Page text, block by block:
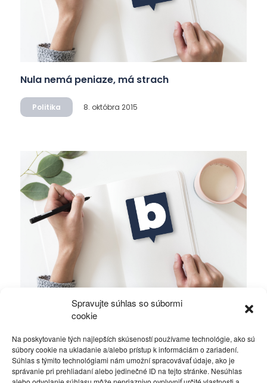
Spravujte súhlas so súbormi
cookie
Na poskytovanie tých najlepších skúseností používame technológie, ako sú
súbory cookie na ukladanie a/alebo prístup k informáciám o zariadení.
Súhlas s týmito technológiami nám umožní spracovávať údaje, ako je
správanie pri prehliadaní alebo jedinečné ID na tejto stránke. Nesúhlas
Nula nemá peniaze, má strach
Politika 8. októbra 2015
Dôchodky, dôchodci a voľby
Politika 6. apríla 2015